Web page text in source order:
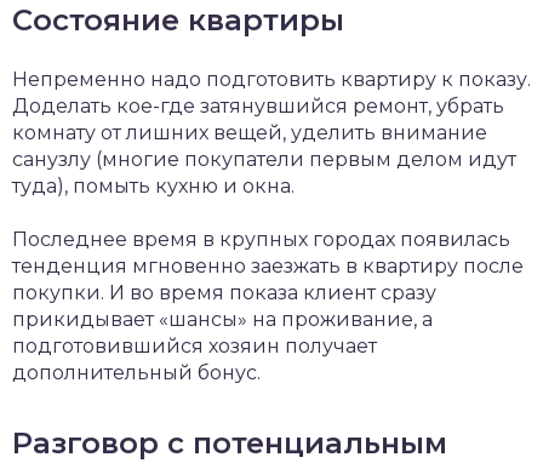
Состояние квартиры
Непременно надо подготовить квартиру к показу.
Доделать кое-где затянувшийся ремонт, убрать
комнату от лишних вещей, уделить внимание
санузлу (многие покупатели первым делом идут
туда), помыть кухню и окна.
Последнее время в крупных городах появилась
тенденция мгновенно заезжать в квартиру после
покупки. И во время показа клиент сразу
прикидывает «шансы» на проживание, а
подготовившийся хозяин получает
дополнительный бонус.
Разговор с потенциальным